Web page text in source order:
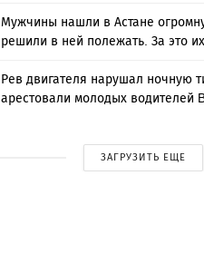
Мужчины нашли в Астане
решили в ней полежать. За это
Рев двигателя нарушал ночную
арестовали молодых водителей
ЗАГРУЗИТЬ ЕЩЕ